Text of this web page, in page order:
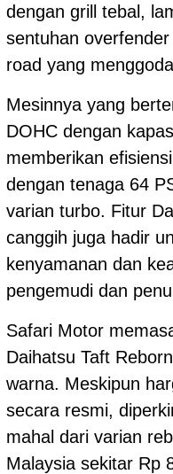
dengan grill tebal,
sentuhan
road yang
Mesinnya yang
DOHC dengan
memberikan
dengan tenaga 64
varian turbo. Fitur
canggih juga hadir
kenyamanan dan
pengemudi dan
Safari Motor
Daihatsu Taft
warna. Meskipun
secara resmi,
mahal dari varian
Malaysia sekitar Rp